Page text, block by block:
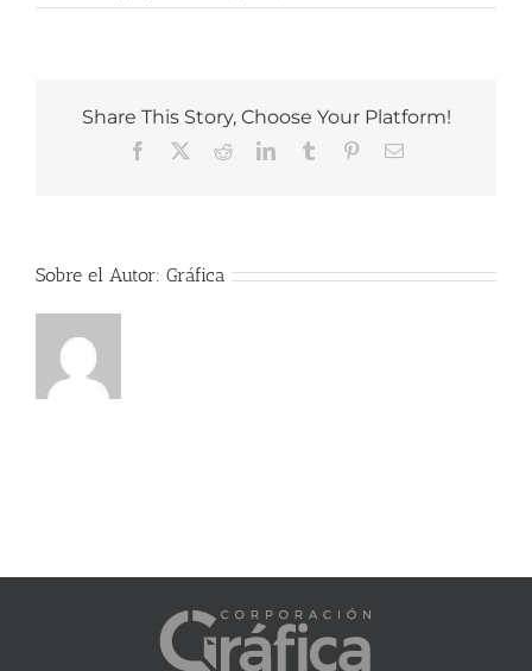
Share This Story, Choose Your Platform!
Facebook RedditLinkedInTumblr PinterestCorreo
Sobre el Autor: Gráfica